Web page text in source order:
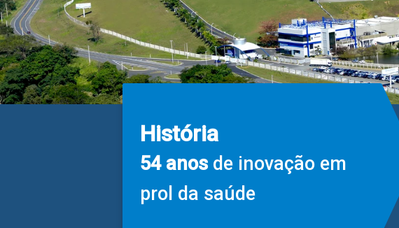
História
54 anos de inovação em
prol da saúde